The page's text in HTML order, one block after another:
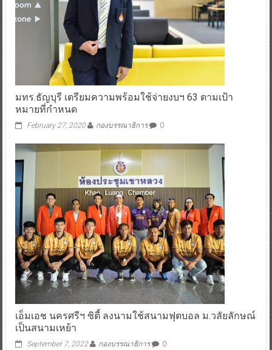
มทร.ธัญบุรี เตรียมความพร้อมใช้จ่ายงบฯ 63 ตามเป้า
หมายที่กำหนด
February 27, 2020 กองบรรณาธิการ 0
เอ็มเอช นครศรีฯ ซิตี้ ลงนามใช้สนามฟุตบอล ม.วลัยลักษณ์
เป็นสนามเหย้า
September 7, 2022 กองบรรณาธิการ 0